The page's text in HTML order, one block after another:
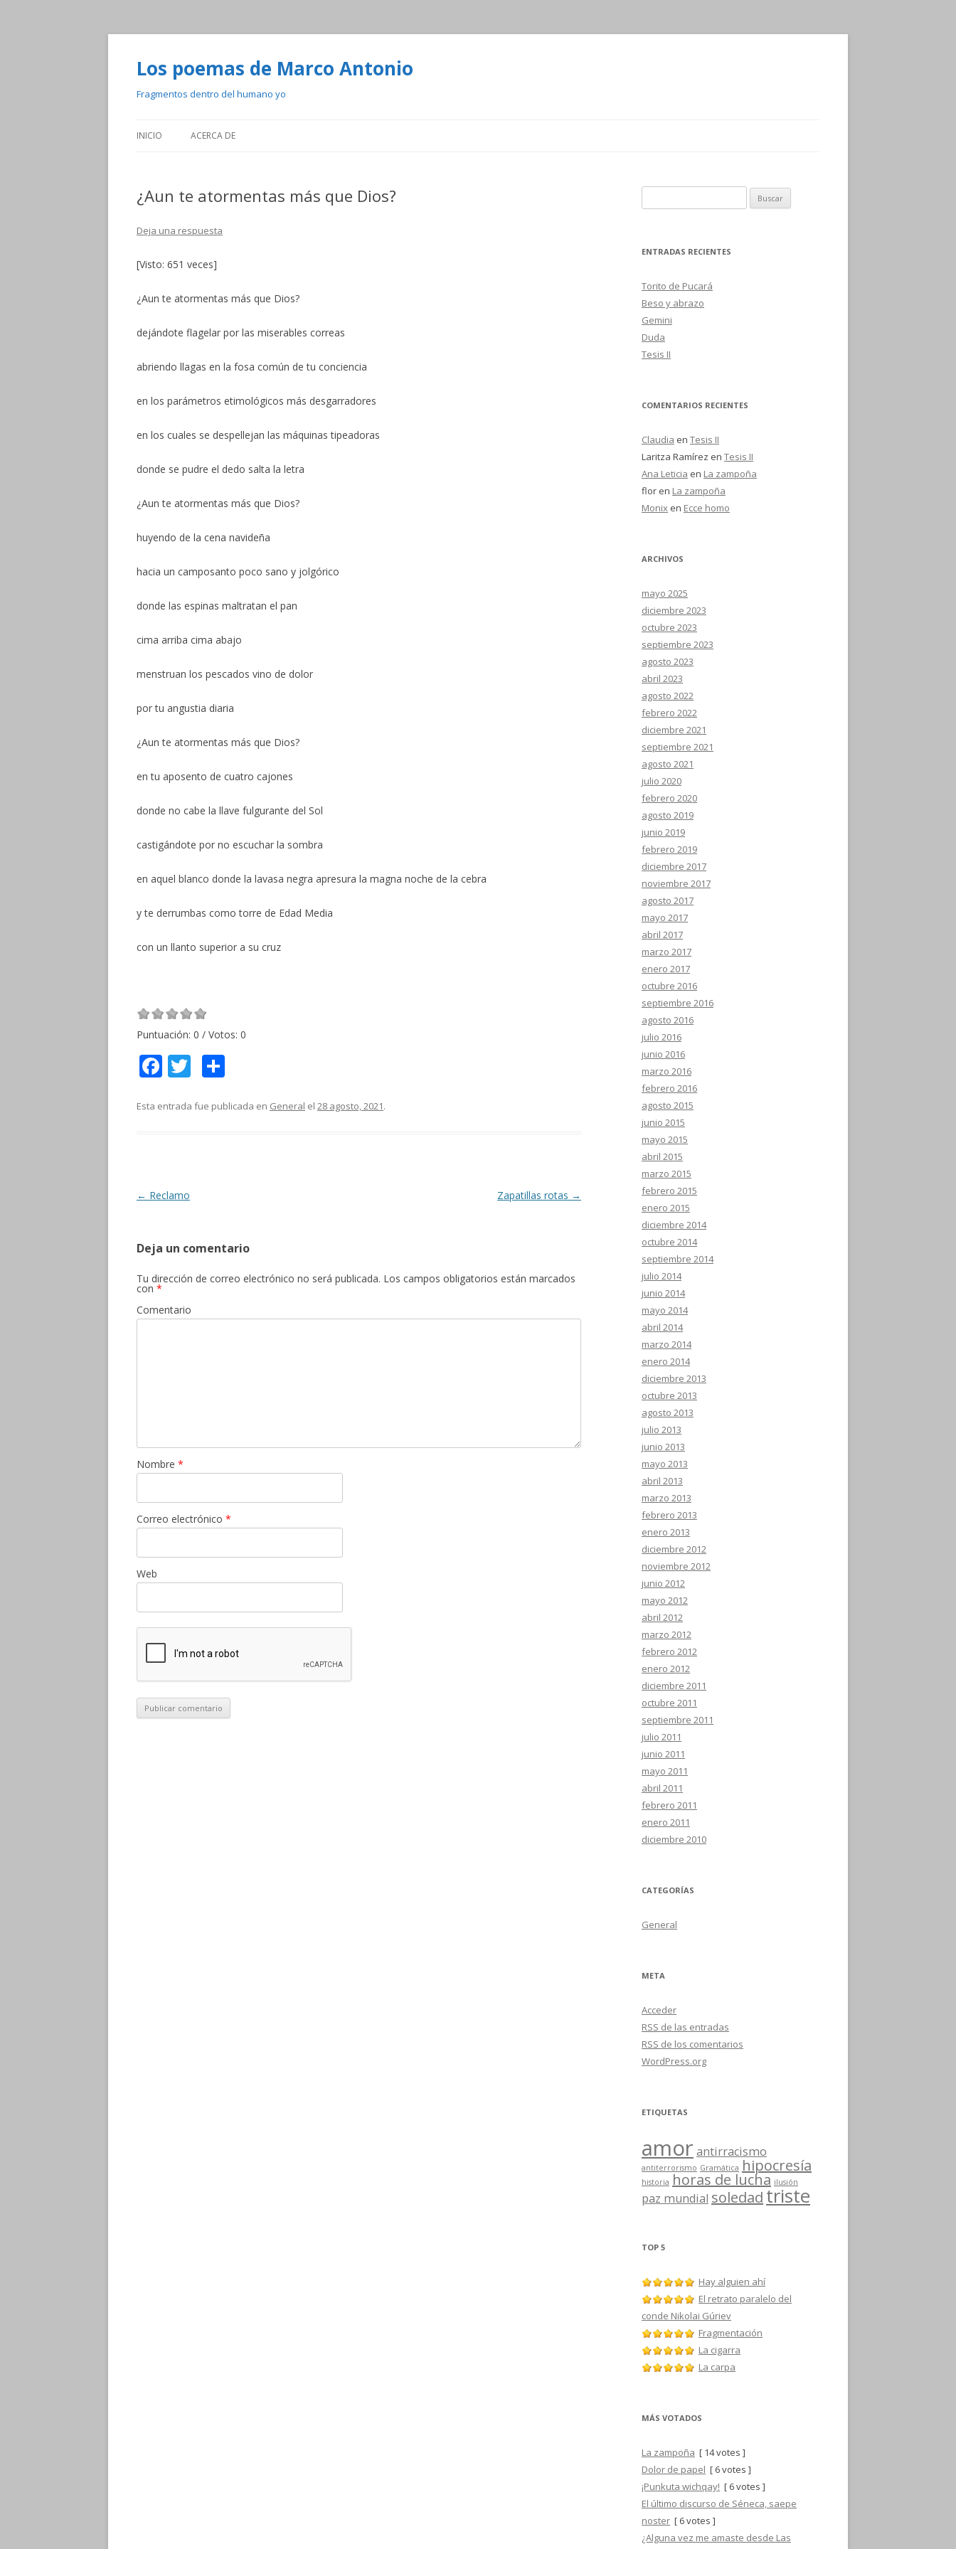
Los poemas de Marco Antonio
Fragmentos dentro del humano yo
INICIO ACERCA DE
¿Aun te atormentas más que Dios?
Deja una respuesta
[Visto: 651 veces]
¿Aun te atormentas más que Dios?
dejándote flagelar por las miserables correas
abriendo llagas en la fosa común de tu conciencia
en los parámetros etimológicos más desgarradores
en los cuales se despellejan las máquinas tipeadoras
donde se pudre el dedo salta la letra
¿Aun te atormentas más que Dios?
huyendo de la cena navideña
hacia un camposanto poco sano y jolgórico
donde las espinas maltratan el pan
cima arriba cima abajo
menstruan los pescados vino de dolor
por tu angustia diaria
¿Aun te atormentas más que Dios?
en tu aposento de cuatro cajones
donde no cabe la llave fulgurante del Sol
castigándote por no escuchar la sombra
en aquel blanco donde la lavasa negra apresura la magna noche de la cebra
y te derrumbas como torre de Edad Media
con un llanto superior a su cruz
Puntuación: 0 / Votos: 0
F
e
k
T
itt m
Esta entrada fue publicada en General el 28 agosto, 2021.
Navegación
← Reclamo Zapatillas rotas →
Deja un comentario
Tu dirección de correo electrónico no será publicada. Los campos obligatorios están marcados
con *
Comentario
Nombre *
Correo electrónico *
Web
u
c
r
:
ENTRADAS RECIENTES
Torito de Pucará
Beso y abrazo
Gemini
Duda
Tesis II
COMENTARIOS RECIENTES
Claudia en Tesis II
Laritza Ramírez en Tesis II
Ana Leticia en La zampoña
flor en La zampoña
Monix en Ecce homo
ARCHIVOS
mayo 2025
diciembre 2023
octubre 2023
septiembre 2023
agosto 2023
abril 2023
agosto 2022
febrero 2022
diciembre 2021
septiembre 2021
agosto 2021
julio 2020
febrero 2020
agosto 2019
junio 2019
febrero 2019
diciembre 2017
noviembre 2017
agosto 2017
mayo 2017
abril 2017
marzo 2017
enero 2017
octubre 2016
septiembre 2016
agosto 2016
julio 2016
junio 2016
marzo 2016
febrero 2016
agosto 2015
junio 2015
mayo 2015
abril 2015
marzo 2015
febrero 2015
enero 2015
diciembre 2014
octubre 2014
septiembre 2014
julio 2014
junio 2014
mayo 2014
abril 2014
marzo 2014
enero 2014
diciembre 2013
octubre 2013
agosto 2013
julio 2013
junio 2013
mayo 2013
abril 2013
marzo 2013
febrero 2013
enero 2013
diciembre 2012
noviembre 2012
junio 2012
mayo 2012
abril 2012
marzo 2012
febrero 2012
enero 2012
diciembre 2011
octubre 2011
septiembre 2011
julio 2011
junio 2011
mayo 2011
abril 2011
febrero 2011
enero 2011
diciembre 2010
CATEGORÍAS
General
META
Acceder
RSS de las entradas
RSS de los comentarios
WordPress.org
ETIQUETAS
amor antirracismo
antiterrorismo Gramática hipocresía
historia horas de lucha ilusión
paz mundial soledad triste
TOP 5
Hay alguien ahí
El retrato paralelo del
conde Nikolai Gúriev
Fragmentación
La cigarra
La carpa
MÁS VOTADOS
La zampoña [ 14 votes ]
Dolor de papel [ 6 votes ]
¡Punkuta wichqay! [ 6 votes ]
El último discurso de Séneca, saepe
noster [ 6 votes ]
¿Alguna vez me amaste desde Las